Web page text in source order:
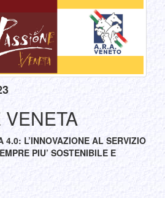
L’INNOVAZIONE AL SERVIZIO
PIU’ SOSTENIBILE E